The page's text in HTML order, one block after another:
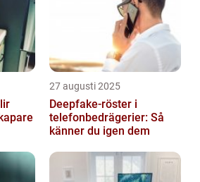
27 augusti 2025
Deepfake-röster i
telefonbedrägerier: Så
känner du igen dem